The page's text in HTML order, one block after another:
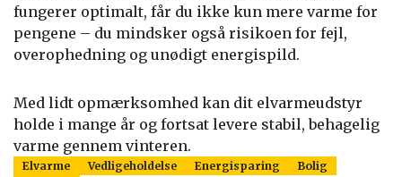
fungerer optimalt, får du ikke kun mere varme for
pengene – du mindsker også risikoen for fejl,
overophedning og unødigt energispild.
Med lidt opmærksomhed kan dit elvarmeudstyr
holde i mange år og fortsat levere stabil, behagelig
varme gennem vinteren.
Elvarme Vedligeholdelse Energisparing
Bolig